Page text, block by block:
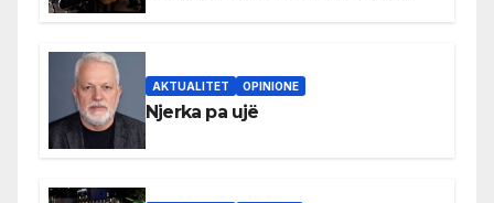
AKTUALITET OPINIONE
Njerka pa ujë